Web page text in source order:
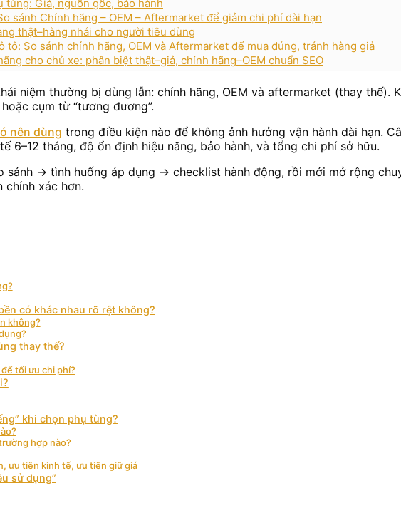
Giá, nguồn gốc, bảo hành
Chính hãng – OEM – Aftermarket để giảm chi phí dài hạn
thật–hàng nhái cho người tiêu dùng
So sánh chính hãng, OEM và Aftermarket để mua đúng, tránh hàng giả
cho chủ xe: phân biệt thật–giả, chính hãng–OEM chuẩn SEO
niệm thường bị dùng lẫn: chính hãng, OEM và aftermarket (thay thế).
cụm từ “tương đương”.
nên dùng trong điều kiện nào để không ảnh hưởng vận hành dài hạn.
tháng, độ ổn định hiệu năng, bảo hành, và tổng chi phí sở hữu.
→ tình huống áp dụng → checklist hành động, rồi mới mở rộng
xác hơn.
có khác nhau rõ rệt không?
không?
thay thế?
tối ưu chi phí?
khi chọn phụ tùng?
hợp nào?
ưu tiên kinh tế, ưu tiên giữ giá
sử dụng”